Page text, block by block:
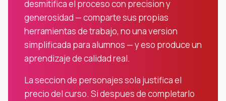
desmitifica el proceso con precision y
generosidad — comparte sus propias
herramientas de trabajo, no una version
simplificada para alumnos — y eso produce un
aprendizaje de calidad real.
La seccion de personajes sola justifica el
precio del curso. Si despues de completarlo